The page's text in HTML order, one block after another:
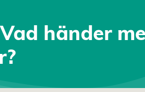
händer